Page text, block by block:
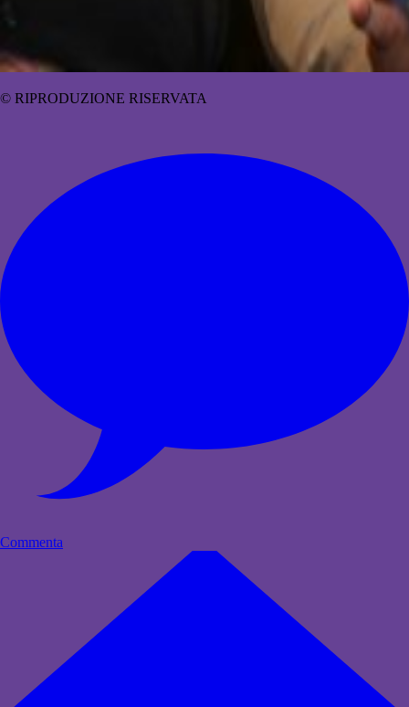
© RIPRODUZIONE RISERVATA
Commenta